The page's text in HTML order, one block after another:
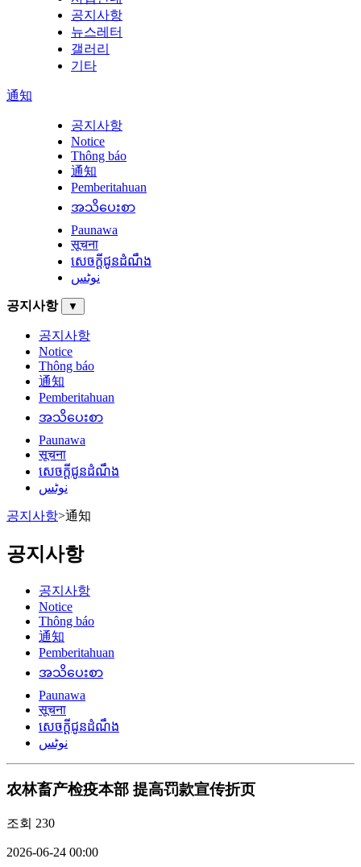
공지사항
뉴스레터
갤러리
기타
通知
공지사항
Notice
Thông báo
通知
Pemberitahuan
အသိပေးစာ
Paunawa
सूचना
សេចក្តីជូនដំណឹង
نوٹس
공지사항 ▼
공지사항
Notice
Thông báo
通知
Pemberitahuan
အသိပေးစာ
Paunawa
सूचना
សេចក្តីជូនដំណឹង
نوٹس
공지사항>通知
공지사항
공지사항
Notice
Thông báo
通知
Pemberitahuan
အသိပေးစာ
Paunawa
सूचना
សេចក្តីជូនដំណឹង
نوٹس
农林畜产检疫本部 提高罚款宣传折页
조회 230
2026-06-24 00:00